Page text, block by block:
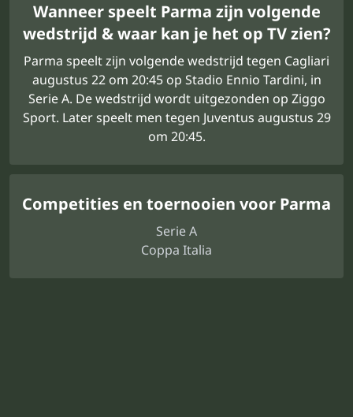
Wanneer speelt Parma zijn volgende
wedstrijd & waar kan je het op TV zien?
Parma speelt zijn volgende wedstrijd tegen Cagliari
augustus 22 om 20:45 op Stadio Ennio Tardini, in
Serie A. De wedstrijd wordt uitgezonden op Ziggo
Sport. Later speelt men tegen Juventus augustus 29
om 20:45.
Competities en toernooien voor Parma
Serie A
Coppa Italia